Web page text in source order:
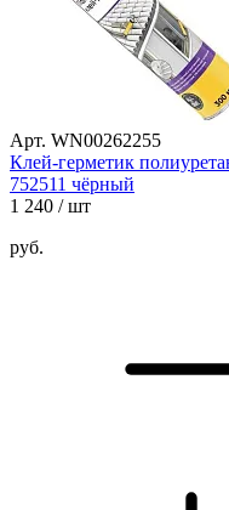
Арт. WN00262255
Клей-герметик
752511 чёрный
1 240 / шт
руб.